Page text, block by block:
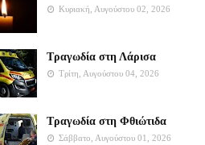
Κυριακή, Αυγούστου 02, 2026
Τραγωδία στη Λάρισα
Τρίτη, Αυγούστου 04, 2026
Τραγωδία στη Φθιώτιδα
Σάββατο, Αυγούστου 01, 2026